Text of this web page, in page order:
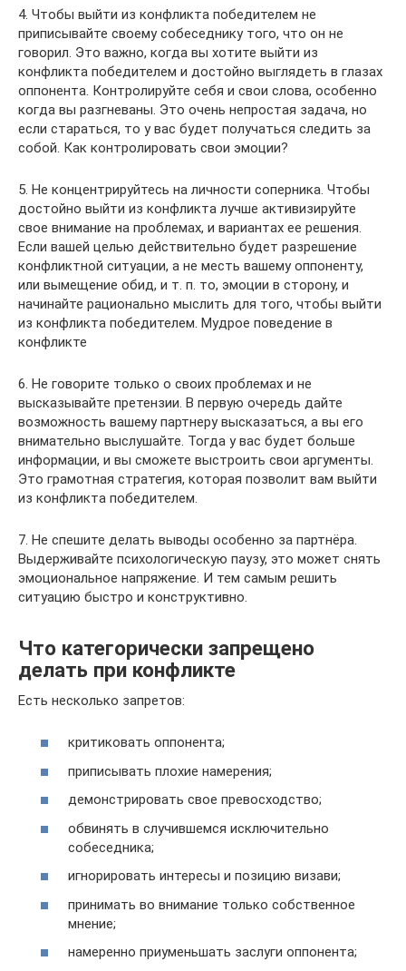
4. Чтобы выйти из конфликта победителем не
приписывайте своему собеседнику того, что он не
говорил. Это важно, когда вы хотите выйти из
конфликта победителем и достойно выглядеть в глазах
оппонента. Контролируйте себя и свои слова, особенно
когда вы разгневаны. Это очень непростая задача, но
если стараться, то у вас будет получаться следить за
собой. Как контролировать свои эмоции?
5. Не концентрируйтесь на личности соперника. Чтобы
достойно выйти из конфликта лучше активизируйте
свое внимание на проблемах, и вариантах ее решения.
Если вашей целью действительно будет разрешение
конфликтной ситуации, а не месть вашему оппоненту,
или вымещение обид, и т. п. то, эмоции в сторону, и
начинайте рационально мыслить для того, чтобы выйти
из конфликта победителем. Мудрое поведение в
конфликте
6. Не говорите только о своих проблемах и не
высказывайте претензии. В первую очередь дайте
возможность вашему партнеру высказаться, а вы его
внимательно выслушайте. Тогда у вас будет больше
информации, и вы сможете выстроить свои аргументы.
Это грамотная стратегия, которая позволит вам выйти
из конфликта победителем.
7. Не спешите делать выводы особенно за партнёра.
Выдерживайте психологическую паузу, это может снять
эмоциональное напряжение. И тем самым решить
ситуацию быстро и конструктивно.
Что категорически запрещено
делать при конфликте
Есть несколько запретов:
критиковать оппонента;
приписывать плохие намерения;
демонстрировать свое превосходство;
обвинять в случившемся исключительно
собеседника;
игнорировать интересы и позицию визави;
принимать во внимание только собственное
мнение;
намеренно приуменьшать заслуги оппонента;